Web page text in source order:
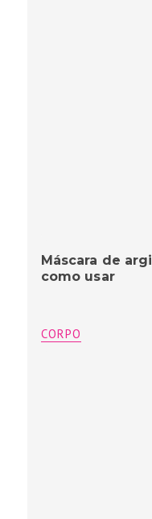
Máscara de
como usar
CORPO